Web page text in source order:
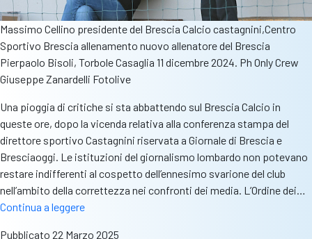
Massimo Cellino presidente del Brescia Calcio castagnini,Centro
Sportivo Brescia allenamento nuovo allenatore del Brescia
Pierpaolo Bisoli, Torbole Casaglia 11 dicembre 2024. Ph Only Crew
Giuseppe Zanardelli Fotolive
Una pioggia di critiche si sta abbattendo sul Brescia Calcio in
queste ore, dopo la vicenda relativa alla conferenza stampa del
direttore sportivo Castagnini riservata a Giornale di Brescia e
Bresciaoggi. Le istituzioni del giornalismo lombardo non potevano
restare indifferenti al cospetto dell’ennesimo svarione del club
nell’ambito della correttezza nei confronti dei media. L’Ordine dei…
Continua a leggereConferenza
Pubblicato 22 Marzo 2025